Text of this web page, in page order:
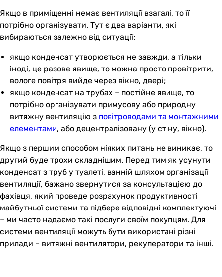
Якщо в приміщенні немає вентиляції взагалі, то її
потрібно організувати. Тут є два варіанти, які
вибираються залежно від ситуації:
якщо конденсат утворюється не завжди, а тільки
іноді, це разове явище, то можна просто провітрити,
вологе повітря вийде через вікно, двері;
якщо конденсат на трубах – постійне явище, то
потрібно організувати примусову або природну
витяжну вентиляцію з повітроводами та монтажними
елементами, або децентралізовану (у стіну, вікно).
Якщо з першим способом ніяких питань не виникає, то
другий буде трохи складнішим. Перед тим як усунути
конденсат з труб у туалеті, ванній шляхом організації
вентиляції, бажано звернутися за консультацією до
фахівця, який проведе розрахунок продуктивності
майбутньої системи та підбере відповідні комплектуючі
– ми часто надаємо такі послуги своїм покупцям. Для
системи вентиляції можуть бути використані різні
прилади – витяжні вентилятори, рекуператори та інші.